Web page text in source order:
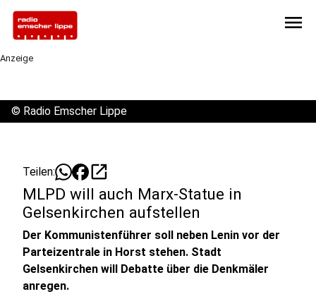
menu
Anzeige
© Radio Emscher Lippe
Teilen: open_in_new
MLPD will auch Marx-Statue in
Gelsenkirchen aufstellen
Der Kommunistenführer soll neben Lenin vor der
Parteizentrale in Horst stehen. Stadt
Gelsenkirchen will Debatte über die Denkmäler
anregen.